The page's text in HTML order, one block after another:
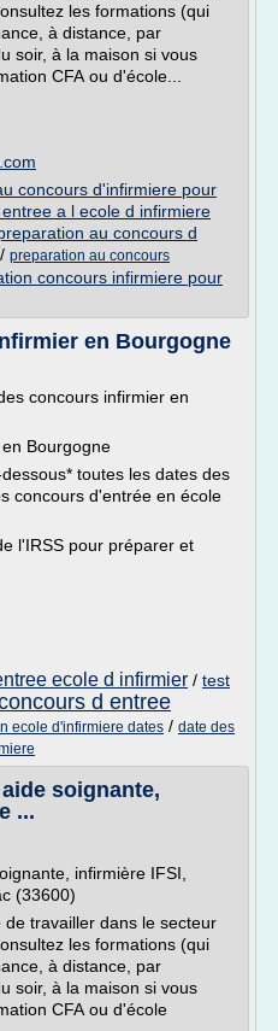
les formations (qui
à distance, par
soir, à la maison si vous
CFA ou d'école...
concours d'infirmiere pour
a l ecole d infirmiere
au concours d
/ preparation au concours
concours infirmiere pour
en Bourgogne
concours infirmier en
Bourgogne
toutes les dates des
concours d'entrée en école
l'IRSS pour préparer et
ecole d infirmier / test
d entree
ecole d'infirmiere dates / date des
soignante,
...
infirmière IFSI,
(33600)
travailler dans le secteur
les formations (qui
à distance, par
soir, à la maison si vous
CFA ou d'école